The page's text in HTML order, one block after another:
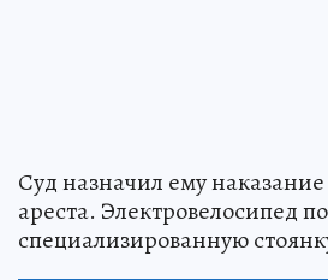
Суд назначил ему наказание
ареста. Электровелосипед
специализированную